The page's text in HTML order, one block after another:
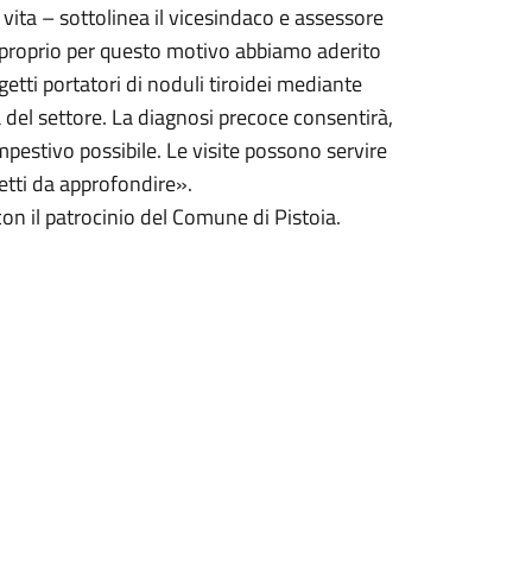
– sottolinea il vicesindaco e assessore
per questo motivo abbiamo aderito
portatori di noduli tiroidei mediante
settore. La diagnosi precoce consentirà,
possibile. Le visite possono servire
da approfondire».
il patrocinio del Comune di Pistoia.